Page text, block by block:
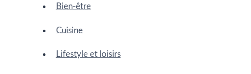
Bien-être
Cuisine
Lifestyle et loisirs